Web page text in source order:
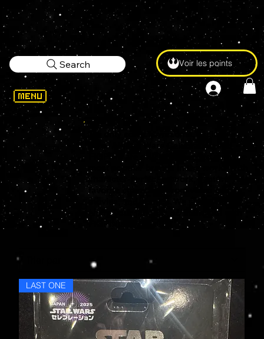
Voir les points
Search
We only collect awesome, exclusive
Pins. All Star Wars Celebration and
FiGPiNs are officially licensed with the
most popular brands in the world. With
character-perfect artwork, capture your
favorite characters from video games,
movies, and comics. We want you to
share your fandom, so stand out with
FiGPiN and pin on.
LAST ONE